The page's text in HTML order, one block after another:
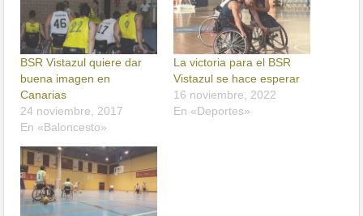
BSR Vistazul quiere dar
buena imagen en
Canarias
24 noviembre, 2017
En «Baloncesto»
La victoria para el BSR
Vistazul se hace esperar
16 noviembre, 2022
En «Deportes»